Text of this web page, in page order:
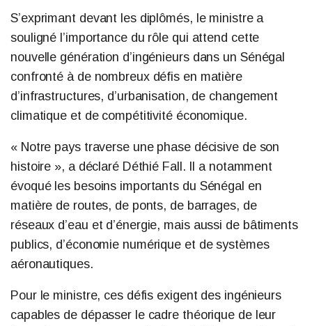
S’exprimant devant les diplômés, le ministre a
souligné l’importance du rôle qui attend cette
nouvelle génération d’ingénieurs dans un Sénégal
confronté à de nombreux défis en matière
d’infrastructures, d’urbanisation, de changement
climatique et de compétitivité économique.
« Notre pays traverse une phase décisive de son
histoire », a déclaré Déthié Fall. Il a notamment
évoqué les besoins importants du Sénégal en
matière de routes, de ponts, de barrages, de
réseaux d’eau et d’énergie, mais aussi de bâtiments
publics, d’économie numérique et de systèmes
aéronautiques.
Pour le ministre, ces défis exigent des ingénieurs
capables de dépasser le cadre théorique de leur